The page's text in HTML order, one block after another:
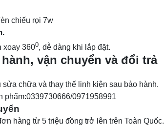
chiếu rọi 7w
xoay 3600, dễ dàng khi lắp đặt.
vận chuyển và đổi trả
sửa chữa và thay thế linh kiện sau bảo hành.
phẩm:0339730666/0971958991
hàng từ 5 triệu đồng trở lên trên Toàn Quốc.